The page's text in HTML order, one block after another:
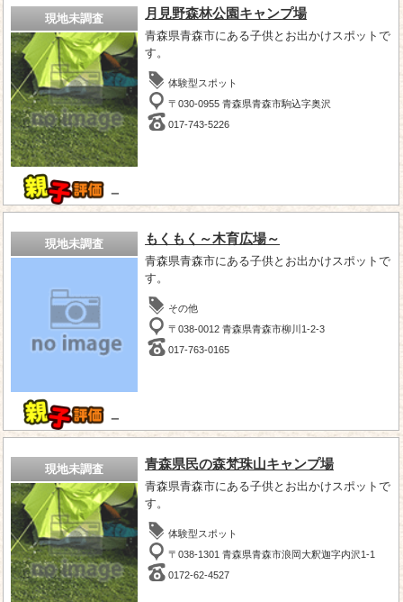
現地未調査
－
月見野森林公園キャンプ場
青森県青森市にある子供とお出かけスポットで
す。
体験型スポット
〒030-0955 青森県青森市駒込字奥沢
017-743-5226
現地未調査
－
もくもく～木育広場～
青森県青森市にある子供とお出かけスポットで
す。
その他
〒038-0012 青森県青森市柳川1-2-3
017-763-0165
現地未調査 青森県民の森梵珠山キャンプ場
青森県青森市にある子供とお出かけスポットで
す。
体験型スポット
〒038-1301 青森県青森市浪岡大釈迦字内沢1-1
0172-62-4527